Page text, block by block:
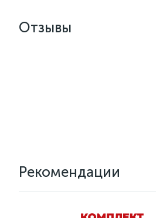
Отзывы
Рекомендации